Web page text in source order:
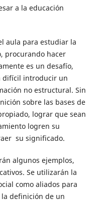
a la educación
aula para estudiar la
procurando hacer
es un desafío,
difícil introducir un
no estructural. Sin
sobre las bases de
lograr que sean
logren su
su significado.
algunos ejemplos,
Se utilizarán la
como aliados para
definición de un